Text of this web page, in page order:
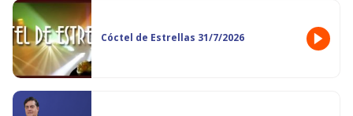
Cóctel de Estrellas 31/7/2026